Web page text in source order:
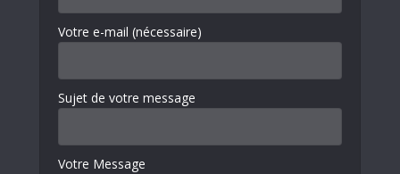
Votre e-mail (nécessaire)
Sujet de votre message
Votre Message